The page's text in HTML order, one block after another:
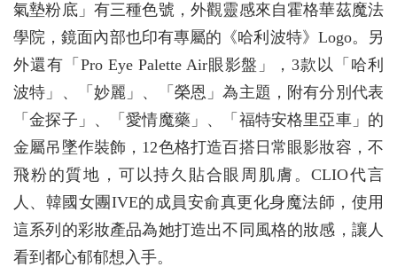
氣墊粉底」有三種色號，外觀靈感來自霍格華茲魔法
學院，鏡面內部也印有專屬的《哈利波特》Logo。另
外還有「Pro Eye Palette Air眼影盤」，3款以「哈利
波特」、「妙麗」、「榮恩」為主題，附有分別代表
「金探子」、「愛情魔藥」、「福特安格里亞車」的
金屬吊墜作裝飾，12色格打造百搭日常眼影妝容，不
飛粉的質地，可以持久貼合眼周肌膚。CLIO代言
人、韓國女團IVE的成員安俞真更化身魔法師，使用
這系列的彩妝產品為她打造出不同風格的妝感，讓人
看到都心郁郁想入手。